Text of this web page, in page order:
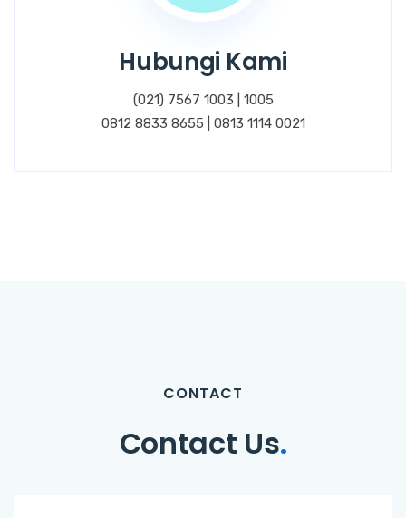
Hubungi Kami
(021) 7567 1003 | 1005
0812 8833 8655 | 0813 1114 0021
CONTACT
Contact Us.